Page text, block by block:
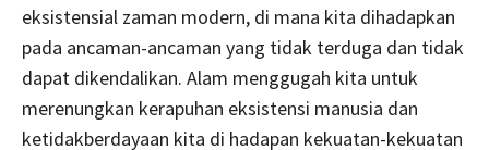
eksistensial zaman modern, di mana kita dihadapkan
pada ancaman-ancaman yang tidak terduga dan tidak
dapat dikendalikan. Alam menggugah kita untuk
merenungkan kerapuhan eksistensi manusia dan
ketidakberdayaan kita di hadapan kekuatan-kekuatan